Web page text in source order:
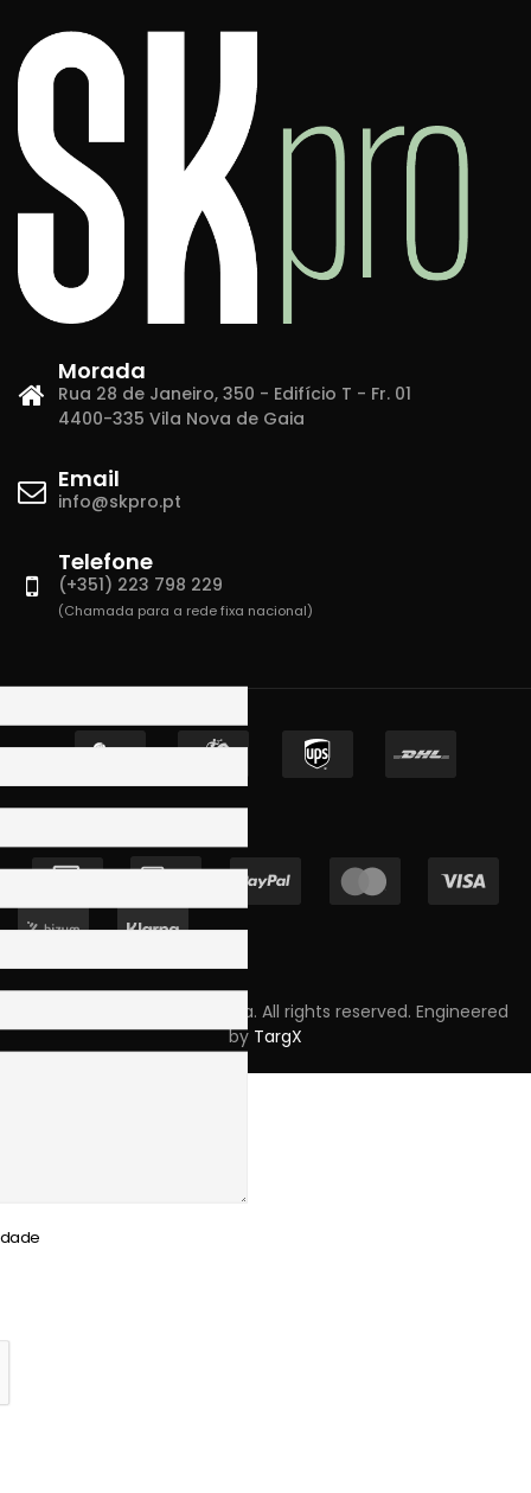
Morada
Rua 28 de Janeiro, 350 - Edifício T - Fr. 01
4400-335 Vila Nova de Gaia
Email
info@skpro.pt
Telefone
(+351) 223 798 229
(Chamada para a rede fixa nacional)
Copyright © 2023 Skpro, Lda. All rights reserved. Engineered
by TargX